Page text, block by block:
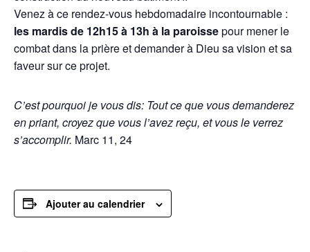
Venez à ce rendez-vous hebdomadaire incontournable :
les mardis de 12h15 à 13h à la paroissepour mener le
combat dans la prière et demander à Dieu sa vision et sa
faveur sur ce projet.
C’est pourquoi je vous dis: Tout ce que vous demanderez
en priant, croyez que vous l’avez reçu, et vous le verrez
s’accomplir. Marc 11, 24
Ajouter au calendrier